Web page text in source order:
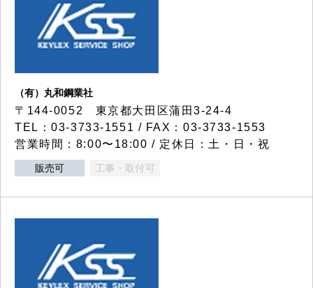
（有）丸和鋼業社
〒144-0052 東京都大田区蒲田3-24-4
TEL：03-3733-1551 / FAX：03-3733-1553
営業時間：8:00〜18:00 / 定休日：土・日・祝
販売可 工事・取付可